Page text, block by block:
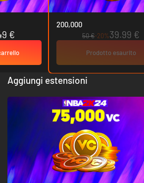
€
200,000
50 €-20%39.99 €
Prodotto esaurito
Aggiungi estensioni